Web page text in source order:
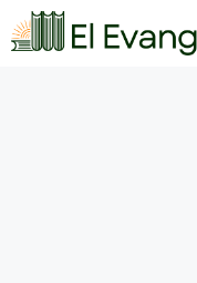
Saltar
al